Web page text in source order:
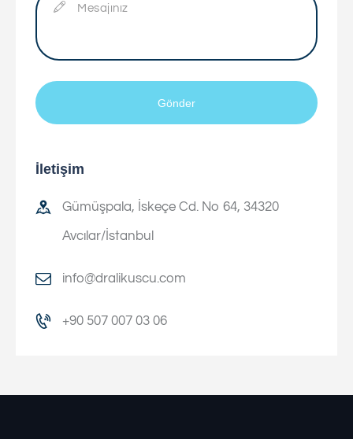
İletişim
Gümüşpala, İskeçe Cd. No 64, 34320
Avcılar/İstanbul
info@dralikuscu.com
+90 507 007 03 06